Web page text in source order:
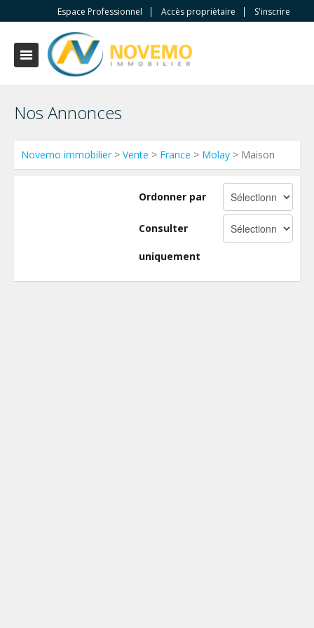
Espace Professionnel Accès propriètaire S'inscrire
Nos Annonces
Novemo immobilier> Vente > France > Molay > Maison
Ordonner par
Consulter
uniquement